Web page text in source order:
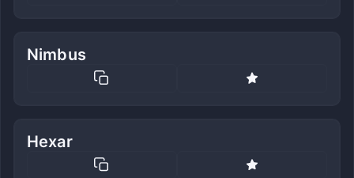
Nimbus
Hexar